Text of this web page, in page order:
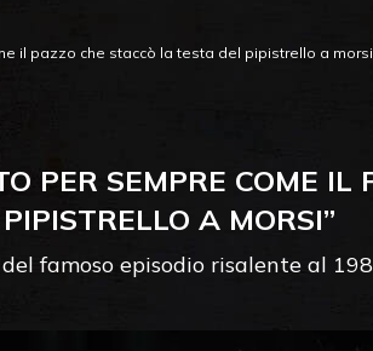
il pazzo che staccò la testa del pipistrello a
PER SEMPRE COME
A MORSI”
famoso episodio risalente al